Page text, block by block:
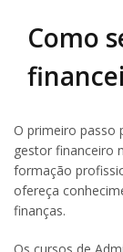
Como
O primeiro passo
gestor financeiro
formação
ofereça
finanças.